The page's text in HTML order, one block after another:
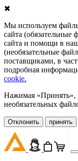
✖
Мы используем
сайта (обязательные
сайта и помощи в
(необязательные
поставщиками, в
подробная
cookie.
Нажимая «Принять»,
необязательных
Oтклонить принять